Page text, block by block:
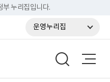
부 누리집입니다.
운영누리집